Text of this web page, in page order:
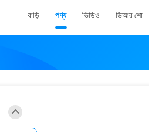
বাড়ি পণ্য ভিডিও ভিআর শো